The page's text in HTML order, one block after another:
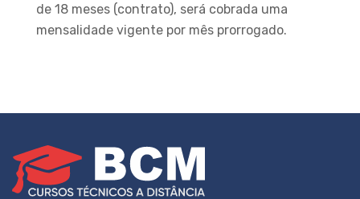
de 18 meses (contrato), será cobrada uma
mensalidade vigente por mês prorrogado.